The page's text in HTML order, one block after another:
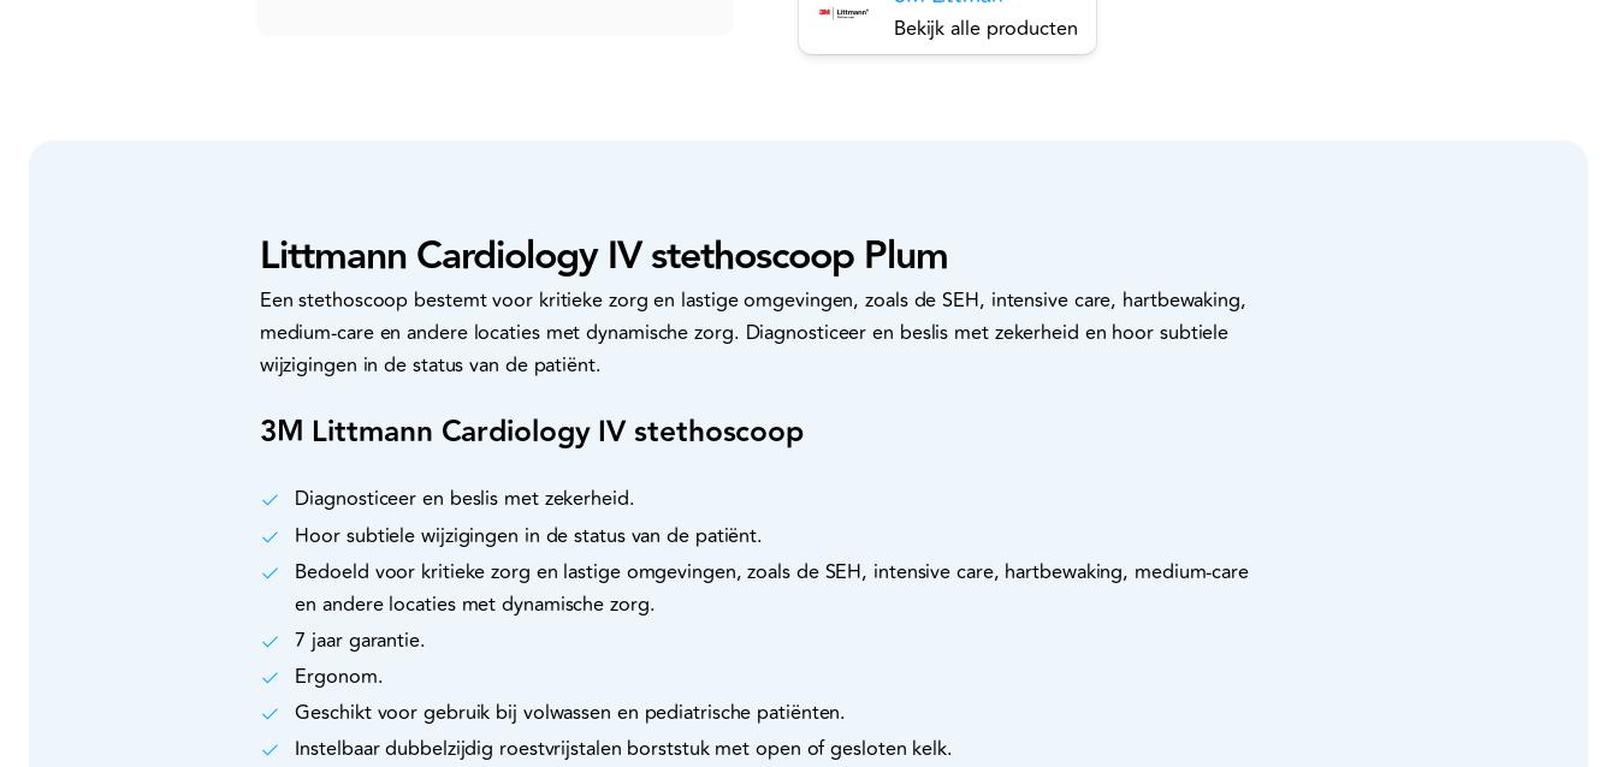
Bekijk alle producten
Littmann Cardiology IV stethoscoop Plum
Een stethoscoop bestemt voor kritieke zorg en lastige omgevingen, zoals de SEH, intensive care, hartbewaking,
medium-care en andere locaties met dynamische zorg. Diagnosticeer en beslis met zekerheid en hoor subtiele
wijzigingen in de status van de patiënt.
3M Littmann Cardiology IV stethoscoop
Diagnosticeer en beslis met zekerheid.
Hoor subtiele wijzigingen in de status van de patiënt.
Bedoeld voor kritieke zorg en lastige omgevingen, zoals de SEH, intensive care, hartbewaking, medium-care
en andere locaties met dynamische zorg.
7 jaar garantie.
Ergonom.
Geschikt voor gebruik bij volwassen en pediatrische patiënten.
Instelbaar dubbelzijdig roestvrijstalen borststuk met open of gesloten kelk.